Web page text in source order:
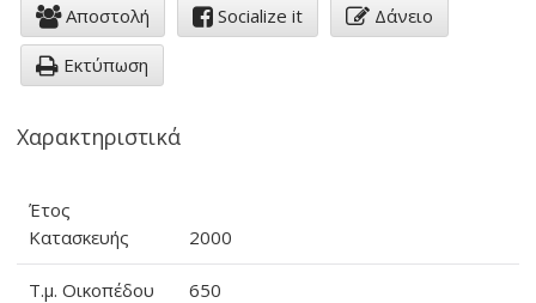
Αποστολή Socialize it Δάνειο
Εκτύπωση
Χαρακτηριστικά
Έτος
Κατασκευής
2000
Τ.μ. Οικοπέδου 650